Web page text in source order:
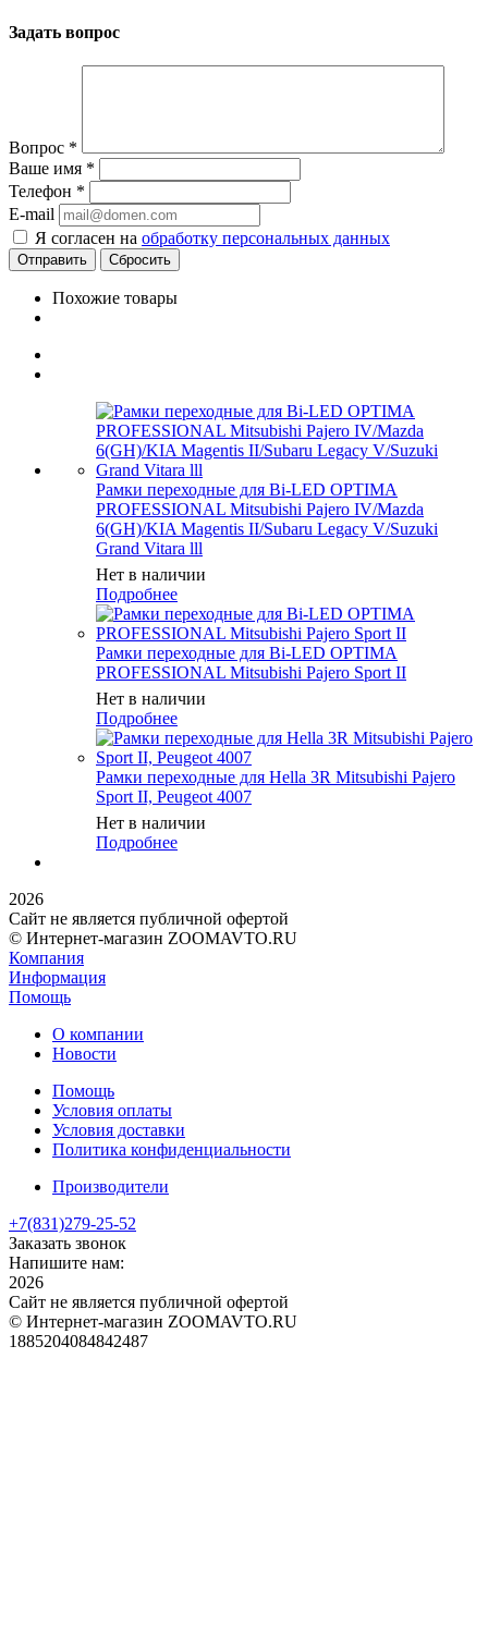
Задать вопрос
Вопрос *
Ваше имя *
Телефон *
E-mail
Я согласен на обработку персональных данных
Сбросить
Похожие товары
Рамки переходные для Bi-LED OPTIMA
PROFESSIONAL Mitsubishi Pajero IV/Mazda
6(GH)/KIA Magentis II/Subaru Legacy V/Suzuki
Grand Vitara lll
Нет в наличии
Подробнее
Рамки переходные для Bi-LED OPTIMA
PROFESSIONAL Mitsubishi Pajero Sport II
Нет в наличии
Подробнее
Рамки переходные для Hella 3R Mitsubishi Pajero
Sport II, Peugeot 4007
Нет в наличии
Подробнее
2026
Сайт не является публичной офертой
© Интернет-магазин ZOOMAVTO.RU
Компания
Информация
Помощь
О компании
Новости
Помощь
Условия оплаты
Условия доставки
Политика конфиденциальности
Производители
+7(831)279-25-52
Заказать звонок
Напишите нам:
2026
Сайт не является публичной офертой
© Интернет-магазин ZOOMAVTO.RU
1885204084842487